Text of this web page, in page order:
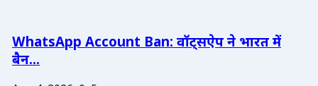
WhatsApp Account Ban: वॉट्सऐप ने भारत में
बैन...